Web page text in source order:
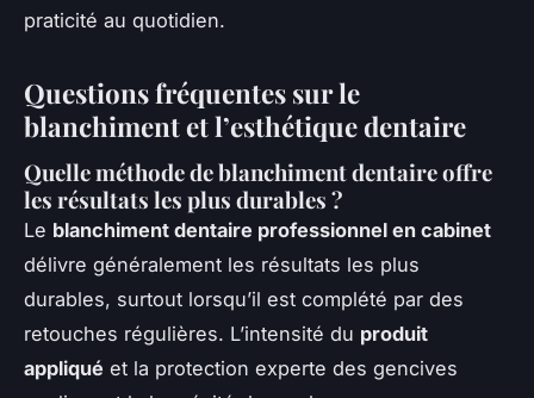
praticité au quotidien.
Questions fréquentes sur le
blanchiment et l’esthétique dentaire
Quelle méthode de blanchiment dentaire offre
les résultats les plus durables ?
Le blanchiment dentaire professionnel en cabinet
délivre généralement les résultats les plus
durables, surtout lorsqu’il est complété par des
retouches régulières. L’intensité du produit
appliqué et la protection experte des gencives